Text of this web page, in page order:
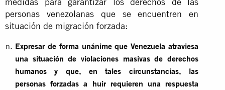
personas venezolanas que se encuentren en
situación de migración forzada:
Expresar de forma unánime que Venezuela atraviesa
una situación de violaciones masivas de derechos
humanos y que, en tales circunstancias, las
personas forzadas a huir requieren una respuesta